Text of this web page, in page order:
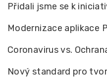
Přidali jsme se k
Modernizace aplikace
Coronavirus vs.
Nový standard pro